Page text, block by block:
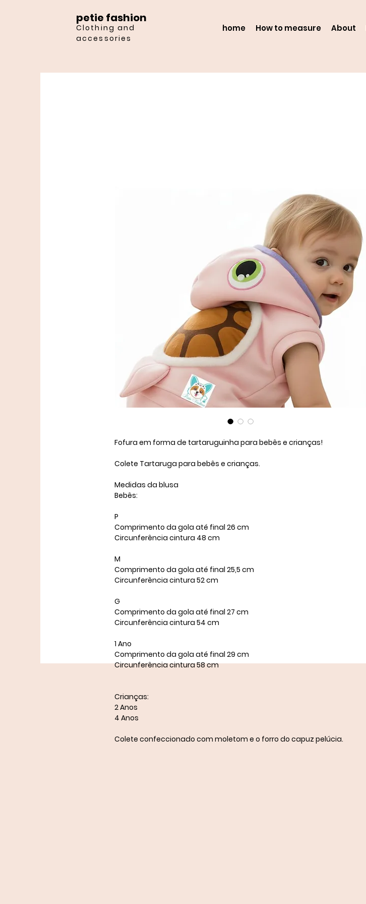
petie fashion
Clothing and
accessories
home How to measure About
Fofura em forma de tartaruguinha para bebês e crianças!
Colete Tartaruga para bebês e crianças.
Medidas da blusa
Bebês:
P
Comprimento da gola até final 26 cm
Circunferência cintura 48 cm
M
Comprimento da gola até final 25,5 cm
Circunferência cintura 52 cm
G
Comprimento da gola até final 27 cm
Circunferência cintura 54 cm
1 Ano
Comprimento da gola até final 29 cm
Circunferência cintura 58 cm
Crianças:
2 Anos
4 Anos
Colete confeccionado com moletom e o forro do capuz pelúcia.